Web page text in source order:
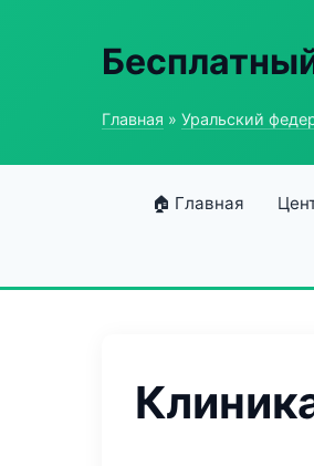
Главная » Уральский
🏠 Главная